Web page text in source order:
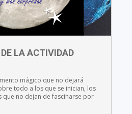
LA ACTIVIDAD
mágico que no dejará
todo a los que se inician, los
que no dejan de fascinarse por